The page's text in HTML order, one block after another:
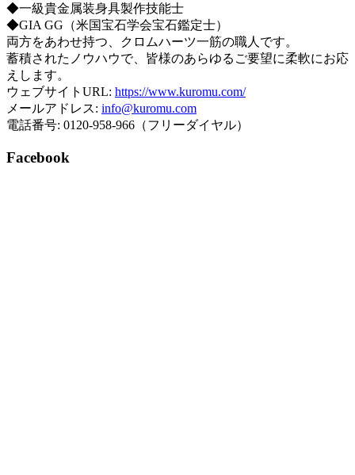
◆一級貴金属装身具製作技能士
◆GIA GG（米国宝石学会宝石鑑定士）
両方をあわせ持つ、クロムハーツ一筋の職人です。
蓄積されたノウハウで、皆様のあらゆるご要望に柔軟にお応
えします。
ウェブサイトURL: https://www.kuromu.com/
メールアドレス: info@kuromu.com
電話番号: 0120-958-966（フリーダイヤル）
Facebook